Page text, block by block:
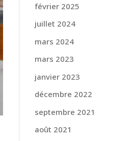
février 2025
juillet 2024
mars 2024
mars 2023
janvier 2023
décembre 2022
septembre 2021
août 2021